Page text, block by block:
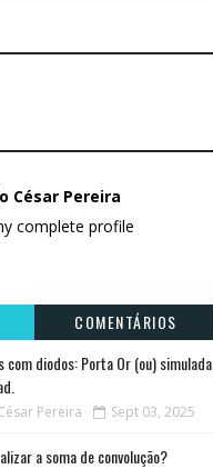
César Pereira
complete profile
COMENTÁRIOS
com diodos: Porta Or (ou) simulada
Pereira Sept 03, 2025
a soma de convolução?